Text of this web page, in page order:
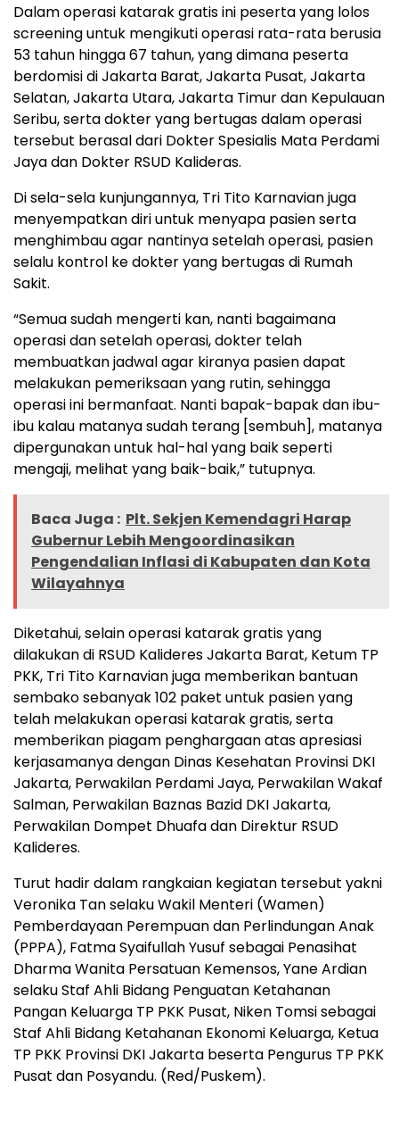
Dalam operasi katarak gratis ini peserta yang lolos
screening untuk mengikuti operasi rata-rata berusia
53 tahun hingga 67 tahun, yang dimana peserta
berdomisi di Jakarta Barat, Jakarta Pusat, Jakarta
Selatan, Jakarta Utara, Jakarta Timur dan Kepulauan
Seribu, serta dokter yang bertugas dalam operasi
tersebut berasal dari Dokter Spesialis Mata Perdami
Jaya dan Dokter RSUD Kalideras.
Di sela-sela kunjungannya, Tri Tito Karnavian juga
menyempatkan diri untuk menyapa pasien serta
menghimbau agar nantinya setelah operasi, pasien
selalu kontrol ke dokter yang bertugas di Rumah
Sakit.
“Semua sudah mengerti kan, nanti bagaimana
operasi dan setelah operasi, dokter telah
membuatkan jadwal agar kiranya pasien dapat
melakukan pemeriksaan yang rutin, sehingga
operasi ini bermanfaat. Nanti bapak-bapak dan ibu-
ibu kalau matanya sudah terang [sembuh], matanya
dipergunakan untuk hal-hal yang baik seperti
mengaji, melihat yang baik-baik,” tutupnya.
Baca Juga : Plt. Sekjen Kemendagri Harap
Gubernur Lebih Mengoordinasikan
Pengendalian Inflasi di Kabupaten dan Kota
Wilayahnya
Diketahui, selain operasi katarak gratis yang
dilakukan di RSUD Kalideres Jakarta Barat, Ketum TP
PKK, Tri Tito Karnavian juga memberikan bantuan
sembako sebanyak 102 paket untuk pasien yang
telah melakukan operasi katarak gratis, serta
memberikan piagam penghargaan atas apresiasi
kerjasamanya dengan Dinas Kesehatan Provinsi DKI
Jakarta, Perwakilan Perdami Jaya, Perwakilan Wakaf
Salman, Perwakilan Baznas Bazid DKI Jakarta,
Perwakilan Dompet Dhuafa dan Direktur RSUD
Kalideres.
Turut hadir dalam rangkaian kegiatan tersebut yakni
Veronika Tan selaku Wakil Menteri (Wamen)
Pemberdayaan Perempuan dan Perlindungan Anak
(PPPA), Fatma Syaifullah Yusuf sebagai Penasihat
Dharma Wanita Persatuan Kemensos, Yane Ardian
selaku Staf Ahli Bidang Penguatan Ketahanan
Pangan Keluarga TP PKK Pusat, Niken Tomsi sebagai
Staf Ahli Bidang Ketahanan Ekonomi Keluarga, Ketua
TP PKK Provinsi DKI Jakarta beserta Pengurus TP PKK
Pusat dan Posyandu. (Red/Puskem).